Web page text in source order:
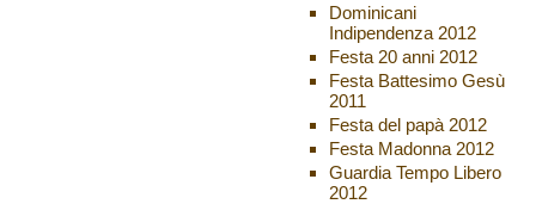
Dominicani
Indipendenza 2012
Festa 20 anni 2012
Festa Battesimo Gesù
2011
Festa del papà 2012
Festa Madonna 2012
Guardia Tempo Libero
2012